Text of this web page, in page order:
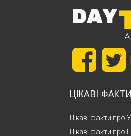
ЦІКАВІ ФАКТИ
Цікаві факти про
Цікаві факти про